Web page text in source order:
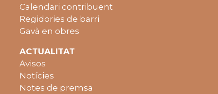
Calendari contribuent
Regidories de barri
Gavà en obres
ACTUALITAT
Avisos
Notícies
Notes de premsa